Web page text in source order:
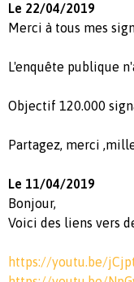
Le 22/04/2019
Merci à tous mes
L'enquête publique
Objectif 120.000
Partagez, merci
Le 11/04/2019
Bonjour,
Voici des liens vers
https://youtu.be/